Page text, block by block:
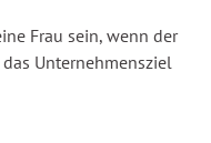
Frau sein, wenn der
Unternehmensziel